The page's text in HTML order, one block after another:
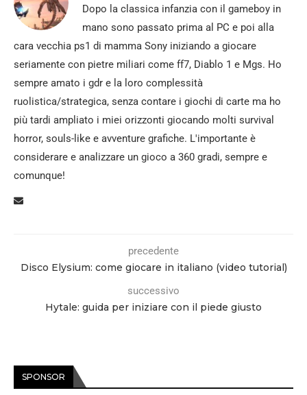
Dopo la classica infanzia con il gameboy in
mano sono passato prima al PC e poi alla
cara vecchia ps1 di mamma Sony iniziando a giocare
seriamente con pietre miliari come ff7, Diablo 1 e Mgs. Ho
sempre amato i gdr e la loro complessità
ruolistica/strategica, senza contare i giochi di carte ma ho
più tardi ampliato i miei orizzonti giocando molti survival
horror, souls-like e avventure grafiche. L'importante è
considerare e analizzare un gioco a 360 gradi, sempre e
comunque!
precedente
Disco Elysium: come giocare in italiano (video tutorial)
successivo
Hytale: guida per iniziare con il piede giusto
SPONSOR